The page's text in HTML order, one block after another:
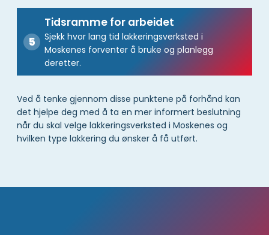
Tidsramme for arbeidet
Sjekk hvor lang tid lakkeringsverksted i
Moskenes forventer å bruke og planlegg
deretter.
Ved å tenke gjennom disse punktene på forhånd kan
det hjelpe deg med å ta en mer informert beslutning
når du skal velge lakkeringsverksted i Moskenes og
hvilken type lakkering du ønsker å få utført.